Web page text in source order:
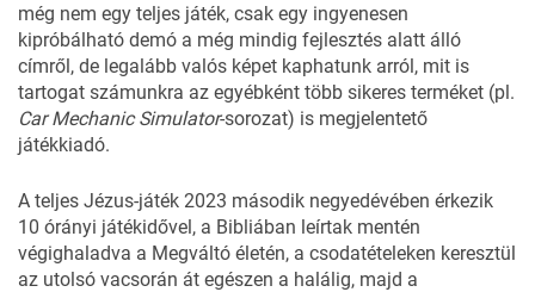
még nem egy teljes játék, csak egy ingyenesen
kipróbálható demó a még mindig fejlesztés alatt álló
címről, de legalább valós képet kaphatunk arról, mit is
tartogat számunkra az egyébként több sikeres terméket (pl.
Car Mechanic Simulator-sorozat) is megjelentető
játékkiadó.
A teljes Jézus-játék 2023 második negyedévében érkezik
10 órányi játékidővel, a Bibliában leírtak mentén
végighaladva a Megváltó életén, a csodatételeken keresztül
az utolsó vacsorán át egészen a halálig, majd a